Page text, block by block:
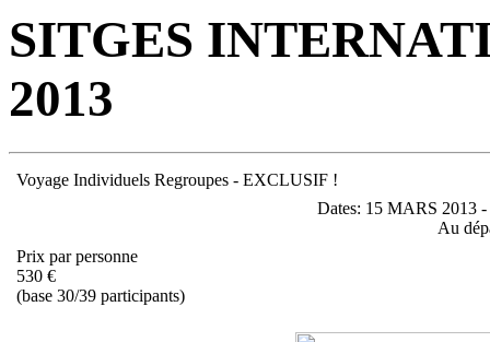
SITGES
2013
Voyage Individuels Regroupes - EXCLUSIF !
Dates: 15 MARS 2013
Au
Prix par personne
530 €
(base 30/39 participants)